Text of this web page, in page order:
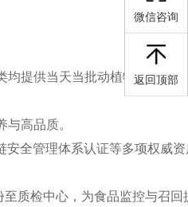
均提供当天当批动植物检验检
高品质。
安全管理体系认证等多项权威
质检中心，为食品监控与召回
微信咨询
返回顶部